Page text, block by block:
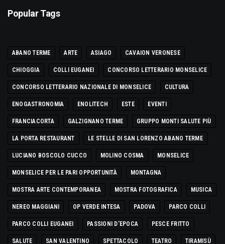
Popular Tags
ABANO TERME ARTE ASIAGO CAVAION VERONESE
CHIOGGIA COLLI EUGANEI CONCORSO LETTERARIO MONSELICE
CONCORSO LETTERARIO NAZIONALE DI MONSELICE CULTURA
ENOGASTRONOMIA ENOLITECH ESTE EVENTI
FRANCIACORTA GALZIGNANO TERME GRUPPO MONTI SALUTE PIÙ
LA PORTA RESTAURANT LE STELLE DI SAN LORENZO ABANO TERME
LUCIANO BOSCOLO CUCCO MOLINO COSMA MONSELICE
MONSELICE PER LE PARI OPPORTUNITÀ MONTAGNA
MOSTRA ARTE CONTEMPORANEA MOSTRA FOTOGRAFICA MUSICA
NEREO MAGGIANI OP VERDE INTESA PADOVA PARCO COLLI
PARCO COLLI EUGANEI PASSIONI D'EPOCA PESCE FRITTO
SALUTE SAN VALENTINO SPETTACOLO TEATRO TIRAMISÙ